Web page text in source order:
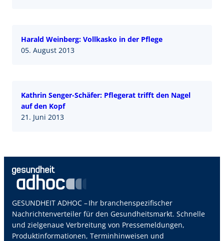
Harald Weinberg: Vollkasko in der Pflege
05. August 2013
Kathrin Senger-Schäfer: Pflegerat trifft den Nagel
auf den Kopf
21. Juni 2013
GESUNDHEIT ADHOC – Ihr branchenspezifischer
Nachrichtenverteiler für den Gesundheitsmarkt. Schnelle
und zielgenaue Verbreitung von Pressemeldungen,
Produktinformationen, Terminhinweisen und